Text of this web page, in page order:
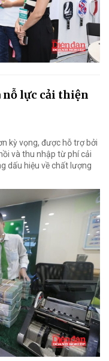
nỗ lực cải thiện
kỳ vọng, được hỗ trợ bởi
và thu nhập từ phí cải
dấu hiệu về chất lượng